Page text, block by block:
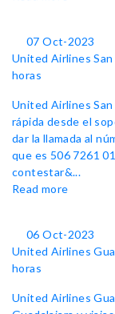
07 Oct-2023
United Airlines
horas
United Airlines
rápida desde el
dar la llamada al
que es 506 7261
contestar&...
Read more
06 Oct-2023
United Airlines
horas
United Airlines